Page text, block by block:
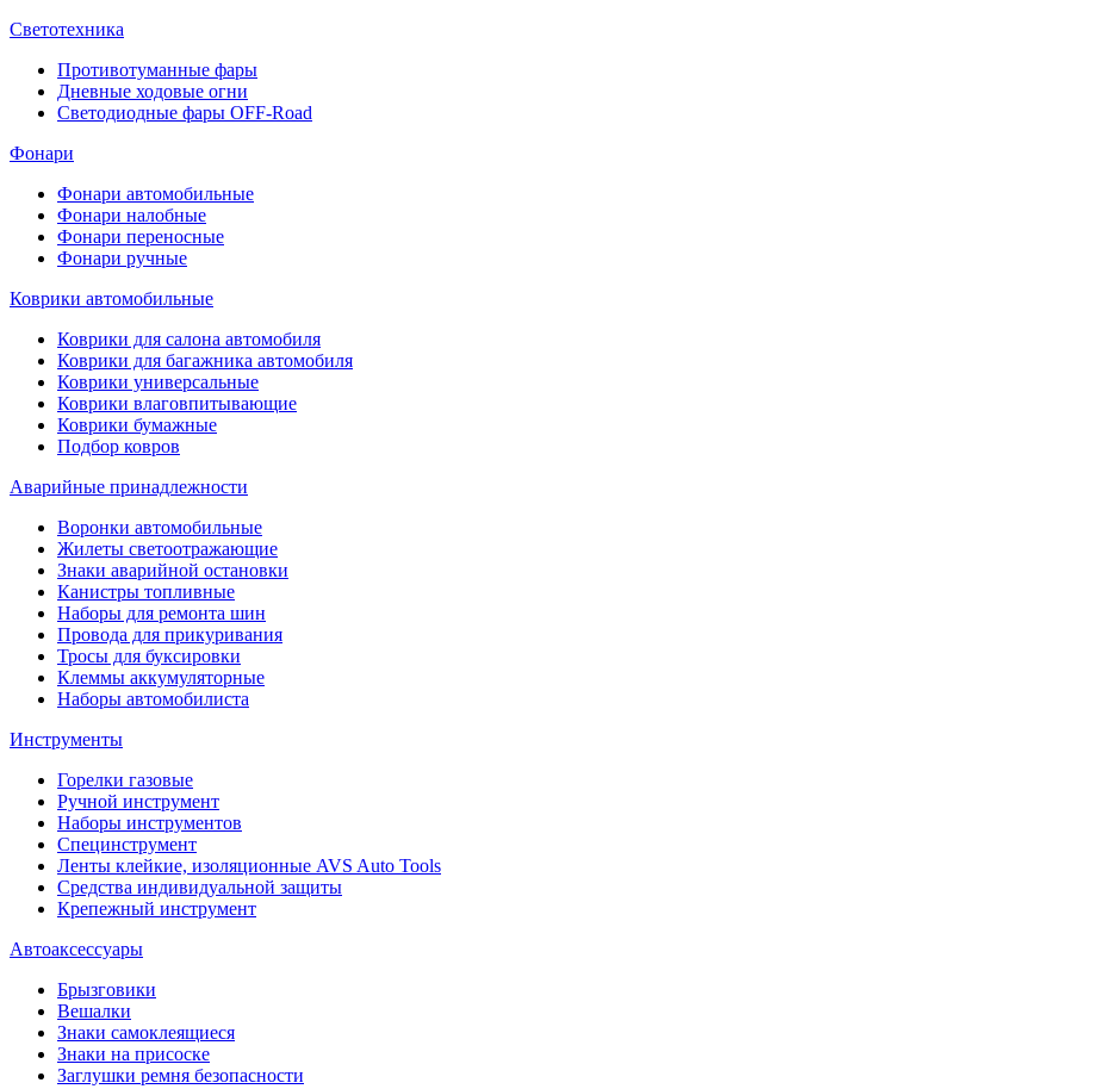
Светотехника
Противотуманные фары
Дневные ходовые огни
Светодиодные фары OFF-Road
Фонари
Фонари автомобильные
Фонари налобные
Фонари переносные
Фонари ручные
Коврики автомобильные
Коврики для салона автомобиля
Коврики для багажника автомобиля
Коврики универсальные
Коврики влаговпитывающие
Коврики бумажные
Подбор ковров
Аварийные принадлежности
Воронки автомобильные
Жилеты светоотражающие
Знаки аварийной остановки
Канистры топливные
Наборы для ремонта шин
Провода для прикуривания
Тросы для буксировки
Клеммы аккумуляторные
Наборы автомобилиста
Инструменты
Горелки газовые
Ручной инструмент
Наборы инструментов
Специнструмент
Ленты клейкие, изоляционные AVS Auto Tools
Средства индивидуальной защиты
Крепежный инструмент
Автоаксессуары
Брызговики
Вешалки
Знаки самоклеящиеся
Знаки на присоске
Заглушки ремня безопасности